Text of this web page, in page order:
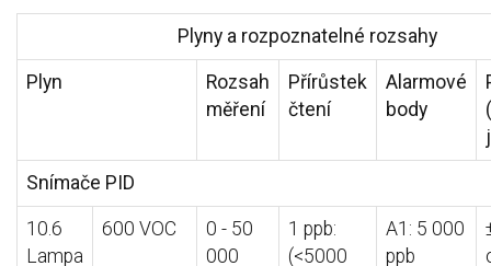
Plyny a rozpoznatelné rozsahy
Plyn
Rozsah
měření
Přírůstek
čtení
Alarmové
body
Snímače PID
10.6
Lampa
600 VOC
0 - 50
000
1 ppb:
(<5000
A1: 5 000
ppb